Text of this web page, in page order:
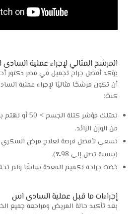
المرشح المثالي لإجراء عملية
يؤكد أفضل جراح تجميل في مصر دكتور
كنت:
من الوزن الزائد.
تسعى لأفضل فرصة لعلاج مرض السكري
(بنسبة تصل إلى 98٪).
خضت جراحة تكميم المعدة سابقًا ولم
إجراءات ما قبل عملية السادى اس
بعد تأكيد حالة المريض ومراجعة جميع